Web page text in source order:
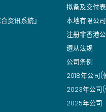
资讯系統」
拟备及交付
本地有限公司
注册非香港
遵从法规
公司条例
2018年公司(
2023年公司
2025年公司